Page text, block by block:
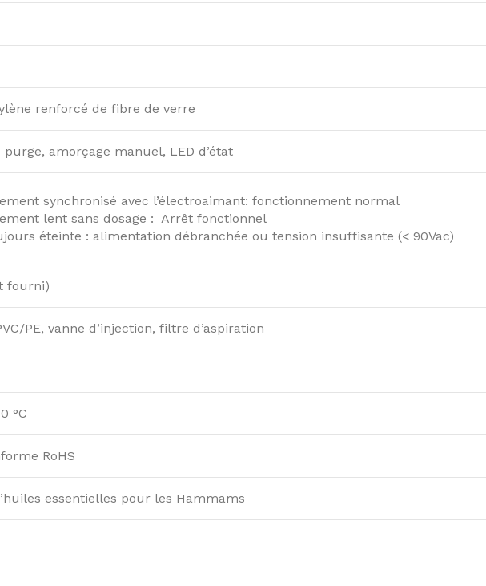
renforcé de fibre de verre
purge, amorçage manuel, LED d’état
synchronisé avec l’électroaimant: fonctionnement normal
lent sans dosage : Arrêt fonctionnel
éteinte : alimentation débranchée ou tension insuffisante (< 90Vac)
fourni)
PE, vanne d’injection, filtre d’aspiration
°C
RoHS
essentielles pour les Hammams